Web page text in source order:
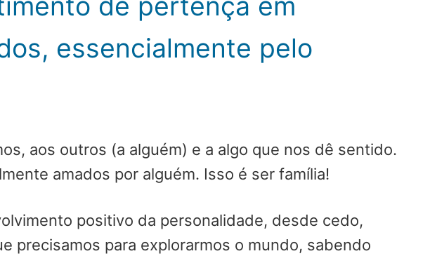
essencialmente pelo
aos outros (a alguém) e a algo que nos dê sentido.
amados por alguém. Isso é ser família!
positivo da personalidade, desde cedo,
precisamos para explorarmos o mundo, sabendo